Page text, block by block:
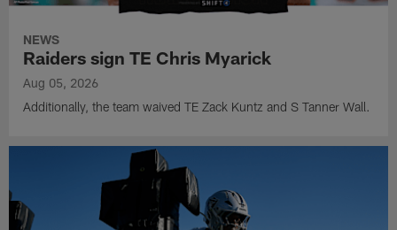
NEWS
Raiders sign TE Chris Myarick
Aug 05, 2026
Additionally, the team waived TE Zack Kuntz and S Tanner Wall.